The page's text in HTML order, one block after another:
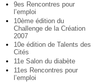
9es Rencontres pour
l’emploi
10ème édition du
Challenge de la Création
2007
10e édition de Talents des
Cités
11e Salon du diabète
11es Rencontres pour
l’emploi